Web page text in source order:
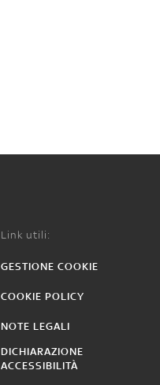
Link utili:
GESTIONE COOKIE
COOKIE POLICY
NOTE LEGALI
DICHIARAZIONE
ACCESSIBILITÀ